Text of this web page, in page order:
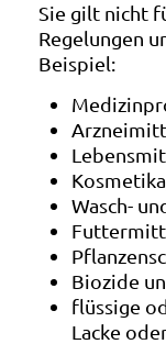
Sie gilt nicht
Regelungen
Beispiel:
Kosmetika,
Wasch-
Biozide
flüssige
Lacke